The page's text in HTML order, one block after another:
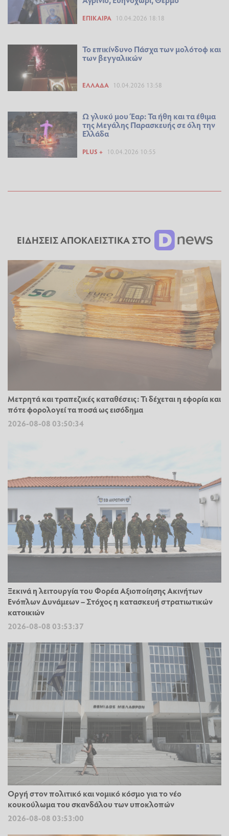
ΕΠΊΚΑΙΡΑ 10.04.2026 18:18
Το επικίνδυνο Πάσχα των μολότοφ και
των βεγγαλικών
ΕΛΛΆΔΑ 10.04.2026 13:58
Ω γλυκύ μου Έαρ: Τα ήθη και τα έθιμα
της Μεγάλης Παρασκευής σε όλη την
Ελλάδα
PLUS + 10.04.2026 10:55
ΕΙΔΗΣΕΙΣ ΑΠΟΚΛΕΙΣΤΙΚΑ ΣΤΟ
Μετρητά και τραπεζικές καταθέσεις: Τι δέχεται η εφορία και
πότε φορολογεί τα ποσά ως εισόδημα
2026-08-08 03:50:34
Ξεκινά η λειτουργία του Φορέα Αξιοποίησης Ακινήτων
Ενόπλων Δυνάμεων – Στόχος η κατασκευή στρατιωτικών
κατοικιών
2026-08-08 03:53:37
Οργή στον πολιτικό και νομικό κόσμο για το νέο
κουκούλωμα του σκανδάλου των υποκλοπών
2026-08-08 03:53:00